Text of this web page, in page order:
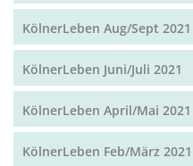
KölnerLeben Aug/Sept 2021
KölnerLeben Juni/Juli 2021
KölnerLeben April/Mai 2021
KölnerLeben Feb/März 2021